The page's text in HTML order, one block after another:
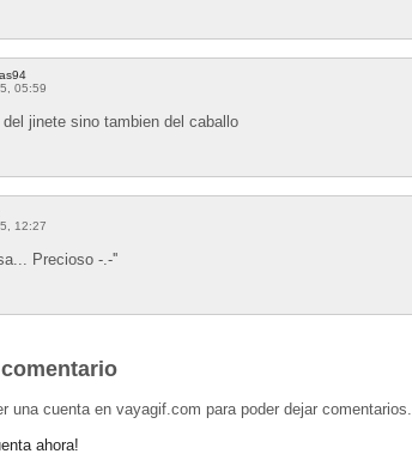
05:59
jinete sino tambien del caballo
12:27
Precioso -.-''
una cuenta en vayagif.com para poder dejar comentarios.
ahora!